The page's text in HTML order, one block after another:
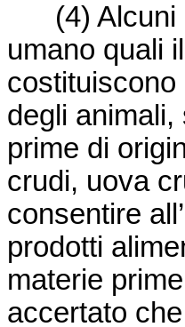
(4) Alcuni
umano quali
degli
prime di
crudi, uova
consentire
prodotti
materie
accertato